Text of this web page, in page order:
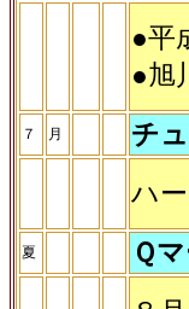
●平
●旭
７ 月
チ
ハ
夏
Ｑ